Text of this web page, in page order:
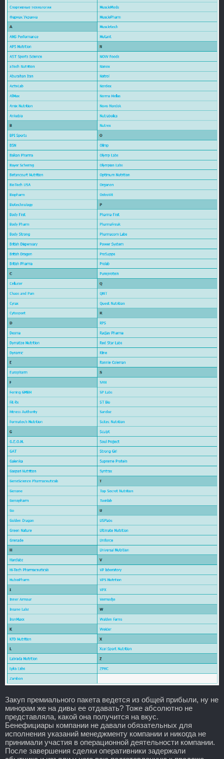
Закуп премиального пакета ведется из общей прибыли, ну не
минорам же на дивы ее отдавать? Тоже абсолютно не
представляла, какой она получится на вкус.
Бенефициары компании не давали обязательных для
исполнения указаний менеджменту компании и никогда не
принимали участия в операционной деятельности компании.
После завершения сделки оперативники задержали